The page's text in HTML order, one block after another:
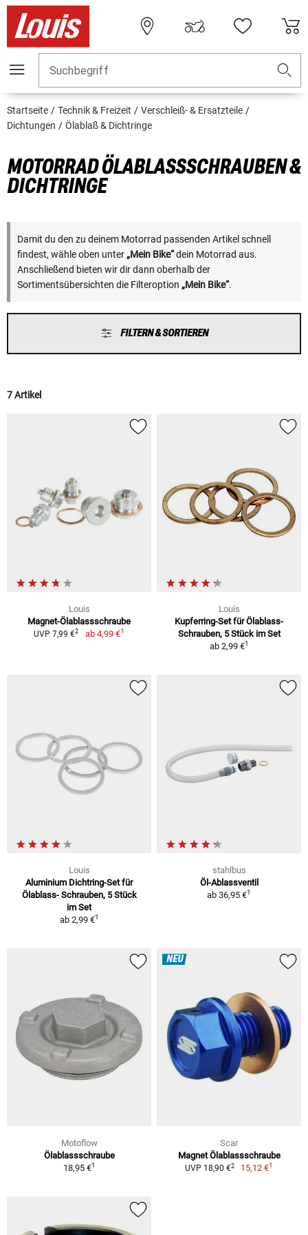
Suchbegriff
Startseite Technik & Freizeit
Verschleiß- & Ersatzteile
Dichtungen
Ölablaß & Dichtringe
MOTORRAD ÖLABLASSSCHRAUBEN & D
ICHTRINGE
Damit du den zu deinem Motorrad passenden Artikel schnell
findest, wähle oben unter„Mein Bike“dein Motorrad aus.
Anschließend bieten wir dir dann oberhalb der
Sortimentsübersichten die Filteroption „Mein Bike“.
FILTERN & SORTIEREN
7 Artikel
Louis
Magnet-Ölablassschraube
UVP 7,99 €2 ab 4,99 €1
Louis
Kupferring-Set für Ölablass-
Schrauben, 5 Stück im Set
ab 2,99 €1
Louis
Aluminium Dichtring-Set für
Ölablass- Schrauben, 5 Stück
im Set
ab 2,99 €1
stahlbus
Öl-Ablassventil
ab 36,95 €1
Motoflow
Ölablassschraube
18,95 €1
NEU
Scar
Magnet Ölablassschraube
UVP 18,90 €2 15,12 €1